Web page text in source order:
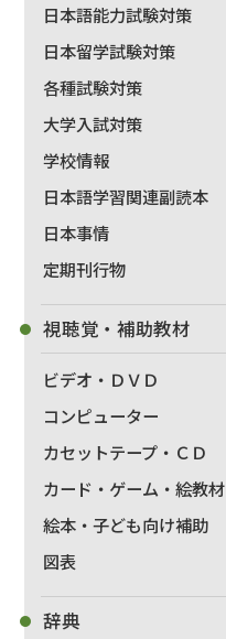
日本語能力試験対策
日本留学試験対策
各種試験対策
大学入試対策
学校情報
日本語学習関連副読本
日本事情
定期刊行物
視聴覚・補助教材
ビデオ・ＤＶＤ
コンピューター
カセットテープ・ＣＤ
カード・ゲーム・絵教材
絵本・子ども向け補助
図表
辞典